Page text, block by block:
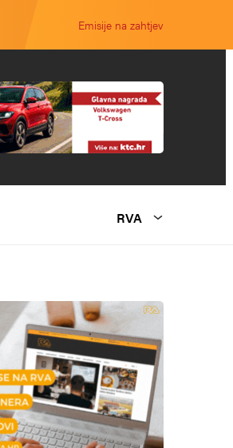
Emisije na zahtjev
RVA
MARKETING
KONTAKT